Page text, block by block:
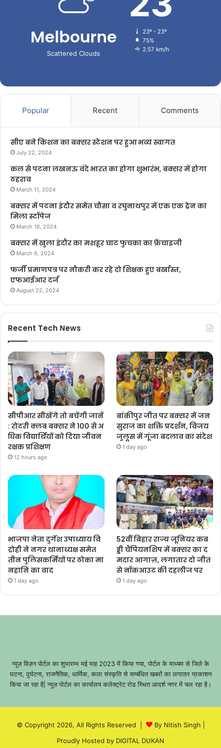
Melbourne
Scattered Clouds
23º - 23º
75%
2.57 km/h
Popular Recent Comments
सीए बने किशन का बक्सर स्टेशन पर हुआ भव्य स्वागत
July 22, 2024
कल से पटना लखनऊ वंदे भारत का होगा शुभारंभ, बक्सर में होगा
ठहराव
March 11, 2024
बक्सर में पटना इंदौर समेत चौसा व रघुनाथपुर में एक एक ट्रेन का
मिला स्टॉपेज
March 16, 2024
बक्सर में खुला इंदौर का मशहूर चाट फुचका का फ्रेंचाइजी
March 9, 2024
फर्जी प्रमाणपत्र पर नौकरी कर रहे दो शिक्षक हुए बर्खास्त,
एफआईआर दर्ज
August 22, 2024
Recent Tech News
सीपीआर सीखेंगे तो बचेंगी जानें
: रोटरी क्लब बक्सर ने 100 से अ
धिक विद्यार्थियों को दिया जीवन
रक्षक प्रशिक्षण
12 hours ago
बांकीपुर जीत पर बक्सर में जन
सुराज का शक्ति प्रदर्शन, विजय
जुलूस में गूंजा बदलाव का संदेश
1 day ago
भाजपा नेता दुर्गेश उपाध्याय वि
द्रोही ने नगर थानाध्यक्ष समेत
तीन पुलिसकर्मियों पर ठोका मा
नहानि का वाद
1 day ago
52वीं बिहार राज्य जूनियर कब
ड्डी चैंपियनशिप में बक्सर का द
मदार आगाज़, लगातार दो जीत
से नॉकआउट की दहलीज पर
1 day ago
न्यूज़ विज़न पोर्टल का शुभारम्भ मई माह 2023 में किया गया, पोर्टल के माध्यम से जिले के
घटना, दुर्घटना, राजनैतिक, धार्मिक, कला संस्कृति से सम्बंधित खबरों का लगातार प्रकाशन
किया जा रहा है| न्यूज़ पोर्टल का कार्यालय कलेक्ट्रेट रोड स्थित आदर्श नगर में चल रहा है।
© Copyright 2026, All Rights Reserved | By Nitish Singh
Proudly Hosted by DIGITAL DUKAN